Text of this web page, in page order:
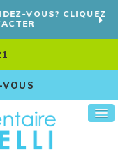
VOUS? CLIQUEZ
VOUS